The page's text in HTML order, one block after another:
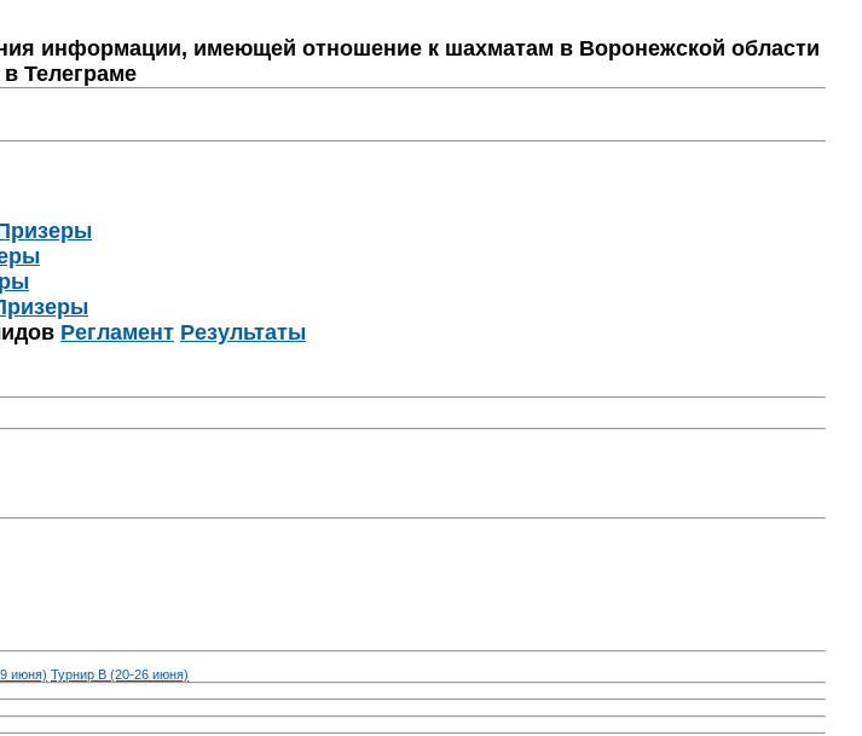
информации, имеющей отношение к шахматам в Воронежской области
Телеграме
Регламент Результаты
июня) Турнир B (20-26 июня)